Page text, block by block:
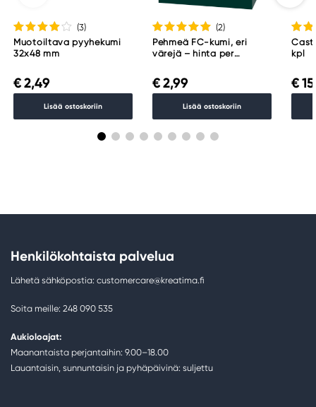
(3)
Muotoiltava pyyhekumi
32x48 mm
€ 2,49
Lisää ostoskoriin
(2)
Pehmeä FC-kumi, eri
värejä – hinta per
€ 2,99
Lisää ostoskoriin
kpl
€
Henkilökohtaista palvelua
Lähetä sähköpostia: customercare@kreatima.fi
Soita meille: 248 090 535
Aukioloajat:
Maanantaista perjantaihin: 9.00–18.00
Lauantaisin, sunnuntaisin ja pyhäpäivinä: suljettu